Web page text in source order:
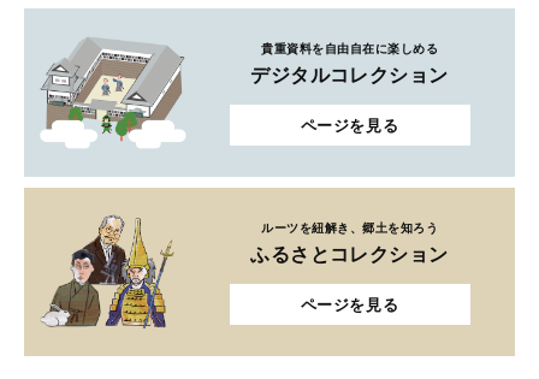
貴重資料を自由自在に楽しめる
デジタルコレクション
ページを見る
ルーツを紐解き、郷土を知ろう
ふるさとコレクション
ページを見る